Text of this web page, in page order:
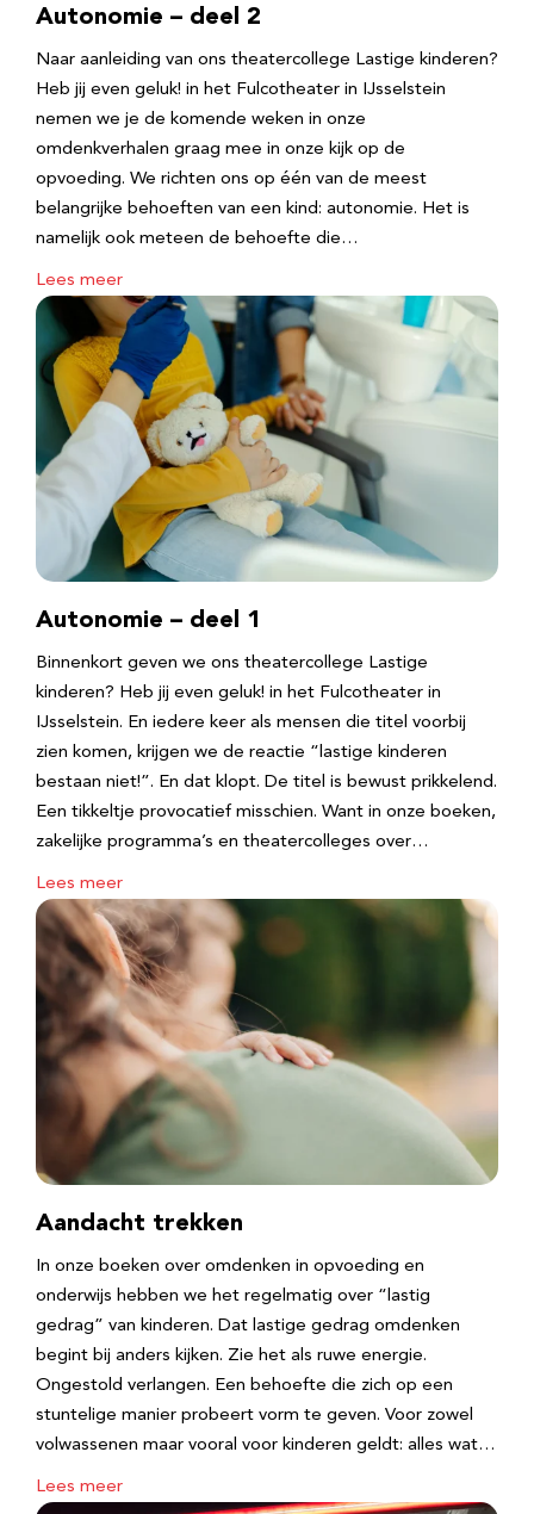
Autonomie – deel 2
Naar aanleiding van ons theatercollege Lastige kinderen?
Heb jij even geluk! in het Fulcotheater in IJsselstein
nemen we je de komende weken in onze
omdenkverhalen graag mee in onze kijk op de
opvoeding. We richten ons op één van de meest
belangrijke behoeften van een kind: autonomie. Het is
namelijk ook meteen de behoefte die…
Lees meer
Autonomie – deel 1
Binnenkort geven we ons theatercollege Lastige
kinderen? Heb jij even geluk! in het Fulcotheater in
IJsselstein. En iedere keer als mensen die titel voorbij
zien komen, krijgen we de reactie “lastige kinderen
bestaan niet!”. En dat klopt. De titel is bewust prikkelend.
Een tikkeltje provocatief misschien. Want in onze boeken,
zakelijke programma’s en theatercolleges over…
Lees meer
Aandacht trekken
In onze boeken over omdenken in opvoeding en
onderwijs hebben we het regelmatig over “lastig
gedrag” van kinderen. Dat lastige gedrag omdenken
begint bij anders kijken. Zie het als ruwe energie.
Ongestold verlangen. Een behoefte die zich op een
stuntelige manier probeert vorm te geven. Voor zowel
volwassenen maar vooral voor kinderen geldt: alles wat…
Lees meer